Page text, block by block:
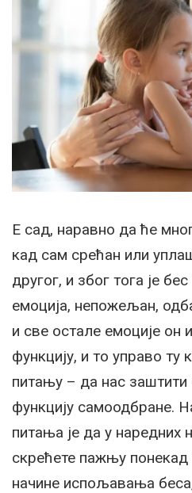
Е сад, наравно да ће
кад сам срећан или
другог, и због тога је
емоција, непожељан,
и све остале емоције он
функцију, и то управо ту
питању – да нас
функцију самоодбране.
питања је да у наредних
скрећете пажњу
начине испољавања